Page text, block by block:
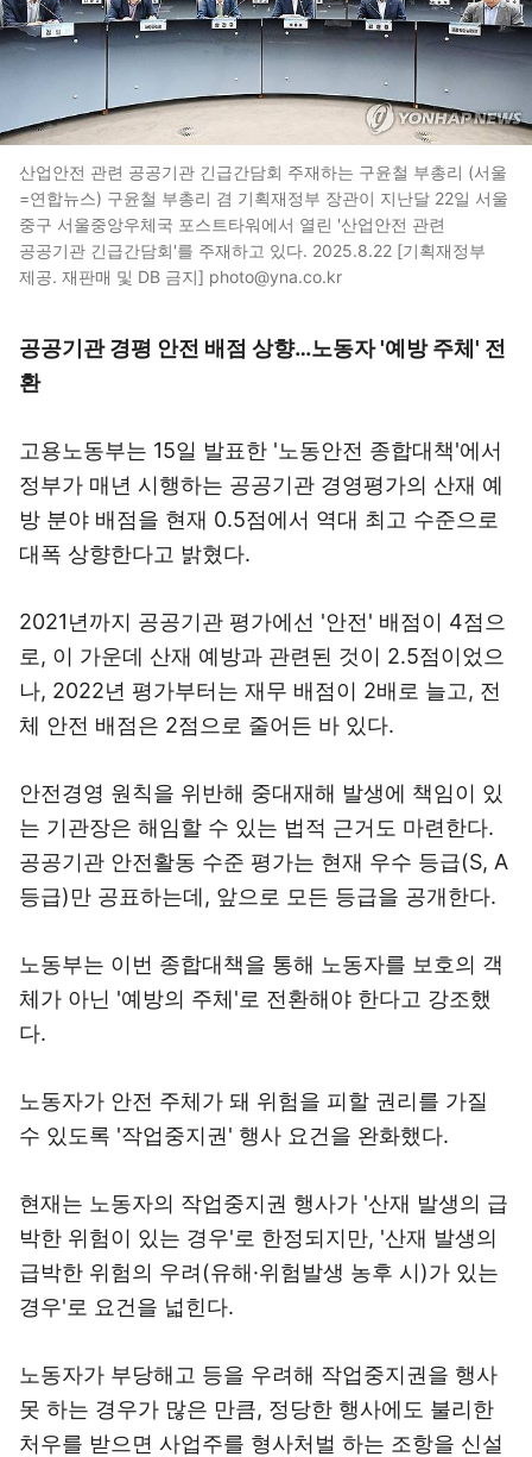
산업안전 관련 공공기관 긴급간담회 주재하는 구윤철 부총리 (서울
=연합뉴스) 구윤철 부총리 겸 기획재정부 장관이 지난달 22일 서울
중구 서울중앙우체국 포스트타워에서 열린 '산업안전 관련
공공기관 긴급간담회'를 주재하고 있다. 2025.8.22 [기획재정부
제공. 재판매 및 DB 금지] photo@yna.co.kr
공공기관 경평 안전 배점 상향…노동자 '예방 주체' 전
환
고용노동부는 15일 발표한 '노동안전 종합대책'에서
정부가 매년 시행하는 공공기관 경영평가의 산재 예
방 분야 배점을 현재 0.5점에서 역대 최고 수준으로
대폭 상향한다고 밝혔다.
2021년까지 공공기관 평가에선 '안전' 배점이 4점으
로, 이 가운데 산재 예방과 관련된 것이 2.5점이었으
나, 2022년 평가부터는 재무 배점이 2배로 늘고, 전
체 안전 배점은 2점으로 줄어든 바 있다.
안전경영 원칙을 위반해 중대재해 발생에 책임이 있
는 기관장은 해임할 수 있는 법적 근거도 마련한다.
공공기관 안전활동 수준 평가는 현재 우수 등급(S, A
등급)만 공표하는데, 앞으로 모든 등급을 공개한다.
노동부는 이번 종합대책을 통해 노동자를 보호의 객
체가 아닌 '예방의 주체'로 전환해야 한다고 강조했
다.
노동자가 안전 주체가 돼 위험을 피할 권리를 가질
수 있도록 '작업중지권' 행사 요건을 완화했다.
현재는 노동자의 작업중지권 행사가 '산재 발생의 급
박한 위험이 있는 경우'로 한정되지만, '산재 발생의
급박한 위험의 우려(유해·위험발생 농후 시)가 있는
경우'로 요건을 넓힌다.
노동자가 부당해고 등을 우려해 작업중지권을 행사
못 하는 경우가 많은 만큼, 정당한 행사에도 불리한
처우를 받으면 사업주를 형사처벌 하는 조항을 신설